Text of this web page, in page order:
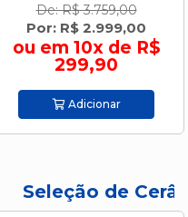
De: R$ 3.759,00
Por: R$ 2.999,00
ou em 10x de R$
299,90
Adicionar
Seleção de